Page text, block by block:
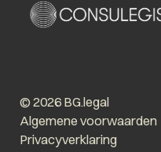
© 2026 BG.legal
Algemene voorwaarden
Privacyverklaring